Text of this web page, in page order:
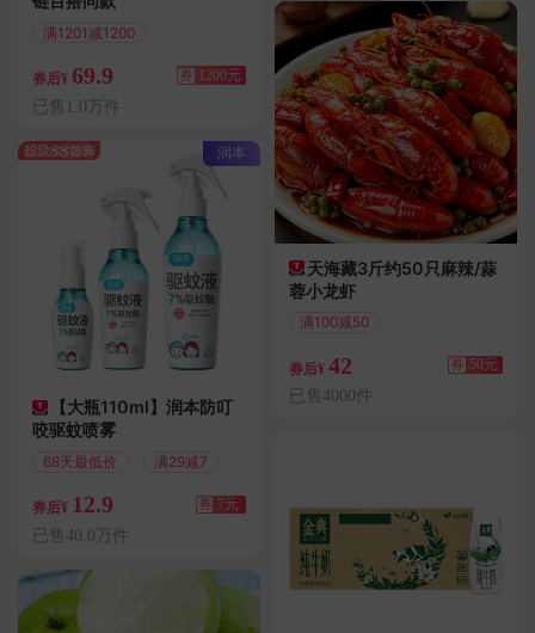
满1201减1200
券后¥ 69.9 券 1200元
已售1.0万件
润本
【大瓶110ml】润本防叮
咬驱蚊喷雾
68天最低价 满29减7
券后¥ 12.9 券 7元
已售40.0万件
天海藏3斤约50只麻辣/蒜
蓉小龙虾
满100减50
券后¥ 42 券 50元
已售4000件